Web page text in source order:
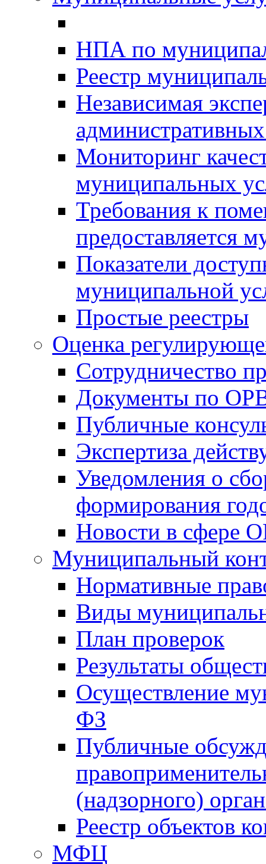
НПА по
Реестр
Независимая
Мониторинг
муниципальных
Требования к
предоставляется
Показатели
муниципальной
Простые реестры
Оценка
Сотрудничество
Документы по
Публичные
Экспертиза
Уведомления о
формирования
Новости в сфере
Муниципальный
Нормативные
Виды
План проверок
Результаты
Осуществление
ФЗ
Публичные
(надзорного)
Реестр объектов
МФЦ